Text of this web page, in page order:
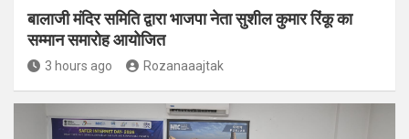
बालाजी मंदिर समिति द्वारा भाजपा नेता सुशील कुमार रिंकू का
सम्मान समारोह आयोजित
3 hours ago Rozanaaajtak